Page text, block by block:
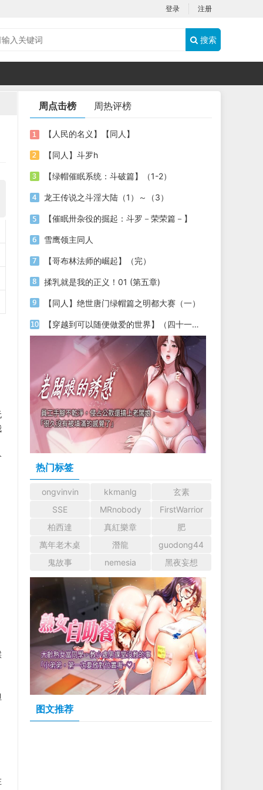
登录 注册
搜索
周点击榜 周热评榜
【人民的名义】【同人】
【同人】斗罗h
【绿帽催眠系统：斗破篇】（1-2）
龙王传说之斗淫大陆（1）～（3）
【催眠卅杂役的掘起：斗罗－荣荣篇－】
雪鹰领主同人
【哥布林法师的崛起】（完）
揉乳就是我的正义！01 (第五章)
【同人】绝世唐门绿帽篇之明都大赛（一）
【穿越到可以随便做爱的世界】（四十一）（两万五千字更新）
热门标签
ongvinvin kkmanlg
玄素
SSE
MRnobody
FirstWarrior
柏西達
真紅樂章
肥
萬年老木桌
潛龍
guodong44
鬼故事
nemesia 黑夜妄想
图文推荐